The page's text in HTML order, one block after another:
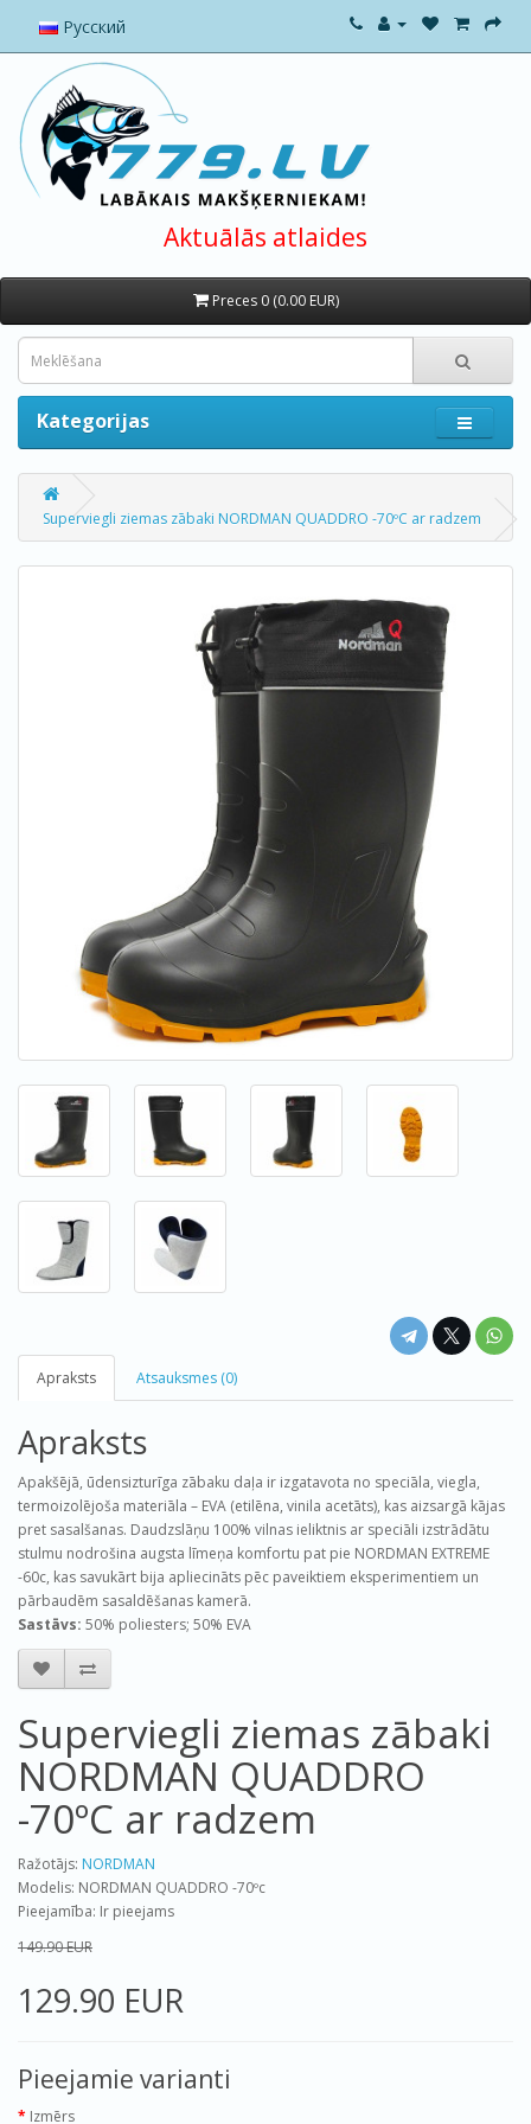
Русский
Aktuālās atlaides
Preces 0 (0.00 EUR)
Kategorijas
Superviegli ziemas zābaki NORDMAN QUADDRO -70ºС ar radzem
Apraksts Atsauksmes (0)
Apraksts
Apakšējā, ūdensizturīga zābaku daļa ir izgatavota no speciāla, viegla,
termoizolējoša materiāla – EVA (etilēna, vinila acetāts), kas aizsargā kājas
pret sasalšanas. Daudzslāņu 100% vilnas ieliktnis ar speciāli izstrādātu
stulmu nodrošina augsta līmeņa komfortu pat pie NORDMAN EXTREME
-60c, kas savukārt bija apliecināts pēc paveiktiem eksperimentiem un
pārbaudēm sasaldēšanas kamerā.
Sastāvs: 50% poliesters; 50% EVA
Superviegli ziemas zābaki
NORDMAN QUADDRO
-70ºС ar radzem
Ražotājs: NORDMAN
Modelis: NORDMAN QUADDRO -70ºc
Pieejamība: Ir pieejams
149.90 EUR
129.90 EUR
Pieejamie varianti
Izmērs